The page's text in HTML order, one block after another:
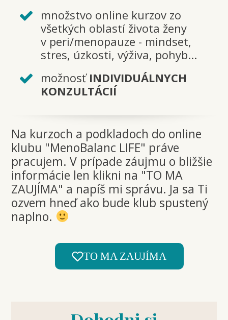
množstvo online kurzov zo
všetkých oblastí života ženy
v peri/menopauze - mindset,
stres, úzkosti, výživa, pohyb...
možnosť INDIVIDUÁLNYCH
KONZULTÁCIÍ
Na kurzoch a podkladoch do online
klubu "MenoBalanc LIFE" práve
pracujem. V prípade záujmu o bližšie
informácie len klikni na "TO MA
ZAUJÍMA" a napíš mi správu. Ja sa Ti
ozvem hneď ako bude klub spustený
naplno.
TO MA ZAUJÍMA